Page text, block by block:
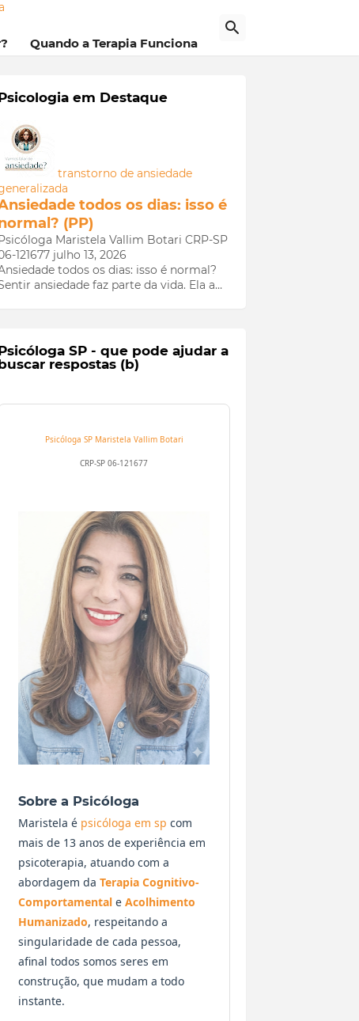
Quando a Terapia Funciona
em Destaque
transtorno de ansiedade
todos os dias: isso é
(PP)
Maristela Vallim Botari CRP-SP
121677 julho 13, 2026
todos os dias: isso é normal?
ansiedade faz parte da vida. Ela a…
SP - que pode ajudar a
respostas (b)
Psicóloga SP Maristela Vallim Botari
CRP-SP 06-121677
Sobre a Psicóloga
Maristela é psicóloga em sp com
mais de 13 anos de experiência em
psicoterapia, atuando com a
abordagem da Terapia Cognitivo-
Comportamental e Acolhimento
Humanizado, respeitando a
singularidade de cada pessoa,
afinal todos somos seres em
construção, que mudam a todo
instante.